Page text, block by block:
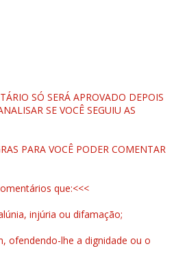
SÓ SERÁ APROVADO DEPOIS
SE VOCÊ SEGUIU AS
PARA VOCÊ PODER COMENTAR
que:<<<
injúria ou difamação;
ofendendo-lhe a dignidade ou o